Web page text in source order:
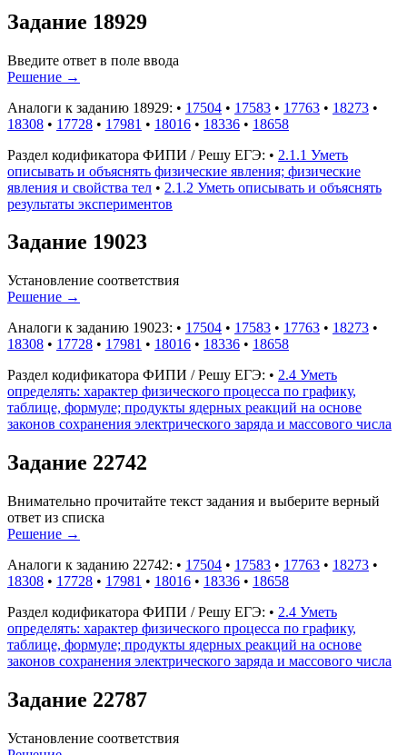
Задание 18929
Введите ответ в поле ввода
Решение →
Аналоги к заданию 18929: • 17504 • 17583 • 17763 • 18273 •
18308 • 17728 • 17981 • 18016 • 18336 • 18658
Раздел кодификатора ФИПИ / Решу ЕГЭ: • 2.1.1 Уметь
описывать и объяснять физические явления; физические
явления и свойства тел • 2.1.2 Уметь описывать и объяснять
результаты экспериментов
Задание 19023
Установление соответствия
Решение →
Аналоги к заданию 19023: • 17504 • 17583 • 17763 • 18273 •
18308 • 17728 • 17981 • 18016 • 18336 • 18658
Раздел кодификатора ФИПИ / Решу ЕГЭ: • 2.4 Уметь
определять: характер физического процесса по графику,
таблице, формуле; продукты ядерных реакций на основе
законов сохранения электрического заряда и массового числа
Задание 22742
Внимательно прочитайте текст задания и выберите верный
ответ из списка
Решение →
Аналоги к заданию 22742: • 17504 • 17583 • 17763 • 18273 •
18308 • 17728 • 17981 • 18016 • 18336 • 18658
Раздел кодификатора ФИПИ / Решу ЕГЭ: • 2.4 Уметь
определять: характер физического процесса по графику,
таблице, формуле; продукты ядерных реакций на основе
законов сохранения электрического заряда и массового числа
Задание 22787
Установление соответствия